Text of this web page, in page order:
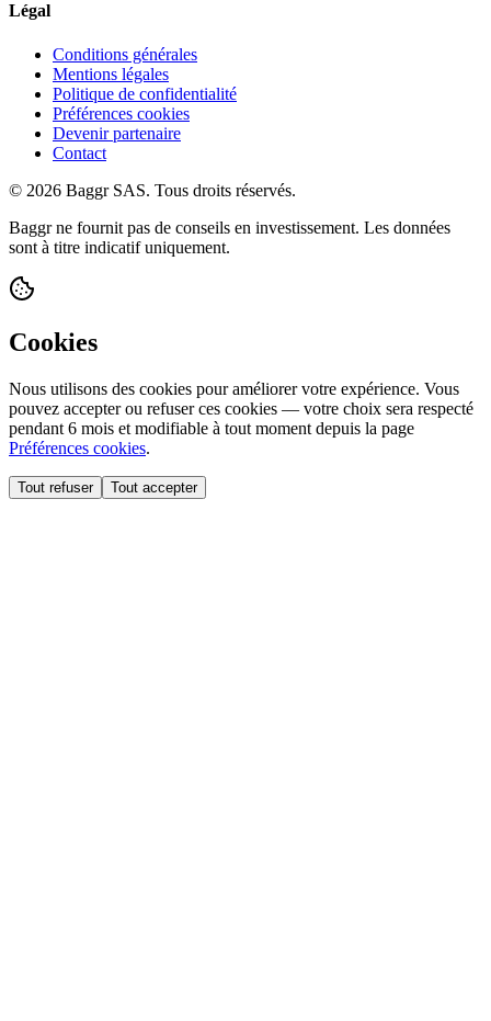
Légal
Conditions générales
Mentions légales
Politique de confidentialité
Préférences cookies
Devenir partenaire
Contact
© 2026 Baggr SAS. Tous droits réservés.
Baggr ne fournit pas de conseils en investissement. Les données
sont à titre indicatif uniquement.
Cookies
Nous utilisons des cookies pour améliorer votre expérience. Vous
pouvez accepter ou refuser ces cookies — votre choix sera respecté
pendant 6 mois et modifiable à tout moment depuis la page
Préférences cookies.
Tout refuser Tout accepter